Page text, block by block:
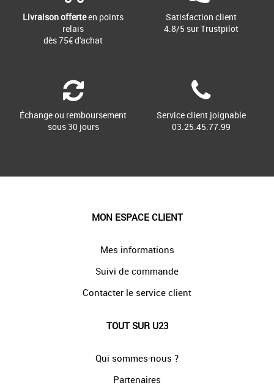
Livraison offerteen points
relais
dès 75€ d'achat
Satisfaction client
4.8/5 sur Trustpilot
Échange ou remboursement
sous 30 jours
Service client joignable
03.25.45.77.99
MON ESPACE CLIENT
Mes informations
Suivi de commande
Contacter le service client
TOUT SUR U23
Qui sommes-nous ?
Partenaires